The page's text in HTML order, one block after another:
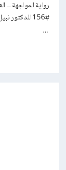
رواية المواجهة
#156
…